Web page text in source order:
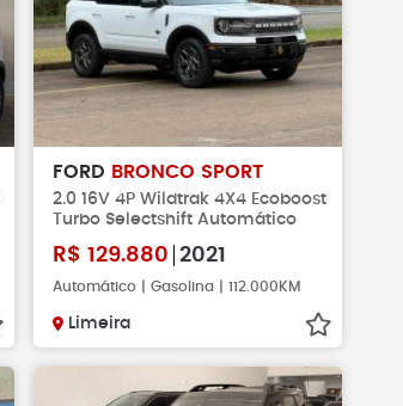
FORD BRONCO SPORT
2.0 16V 4P Wildtrak 4X4 Ecoboost
Turbo Selectshift Automático
R$ 129.880 2021
Automático | Gasolina | 112.000KM
Limeira